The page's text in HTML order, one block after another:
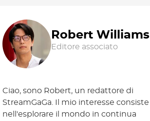
Robert Williams
Editore associato
Ciao, sono Robert, un redattore di
StreamGaGa. Il mio interesse consiste
nell'esplorare il mondo in continua